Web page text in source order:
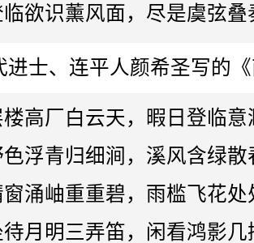
识薰风面，尽是虞弦叠
、连平人颜希圣写的《
厂白云天，暇日登临意
青归细涧，溪风含绿散
岫重重碧，雨槛飞花处
明三弄笛，闲看鸿影几